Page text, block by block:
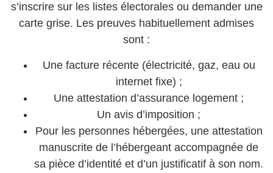
s’inscrire sur les listes électorales ou demander une
carte grise. Les preuves habituellement admises
sont :
Une facture récente (électricité, gaz, eau ou
internet fixe) ;
Une attestation d’assurance logement ;
Un avis d’imposition ;
Pour les personnes hébergées, une attestation
manuscrite de l’hébergeant accompagnée de
sa pièce d’identité et d’un justificatif à son nom.